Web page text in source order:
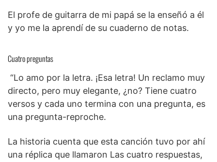
El profe de guitarra de mi papá se la enseñó a él
y yo me la aprendí de su cuaderno de notas.
Cuatro preguntas
“Lo amo por la letra. ¡Esa letra! Un reclamo muy
directo, pero muy elegante, ¿no? Tiene cuatro
versos y cada uno termina con una pregunta, es
una pregunta-reproche.
La historia cuenta que esta canción tuvo por ahí
una réplica que llamaron Las cuatro respuestas,